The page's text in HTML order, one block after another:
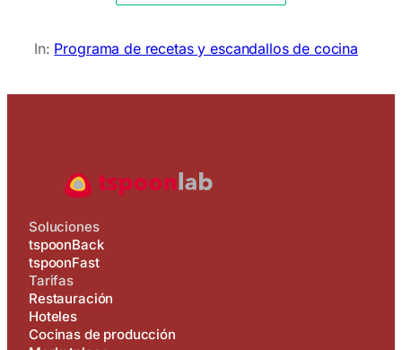
In: Programa de recetas y escandallos de cocina
Soluciones
tspoonBack
tspoonFast
Tarifas
Restauración
Hoteles
Cocinas de producción